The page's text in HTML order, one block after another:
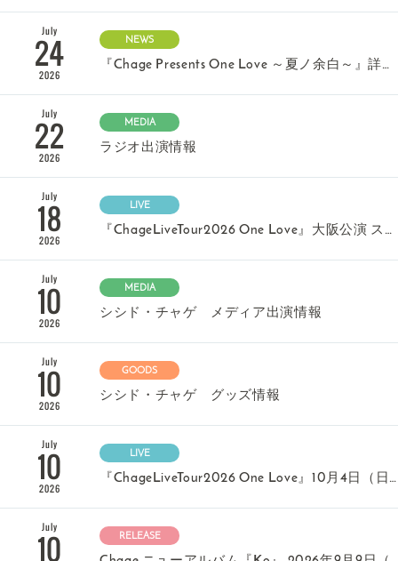
July
24
2026
NEWS
『Chage Presents One Love ～夏ノ余白～』詳細決定！
July
22
2026
MEDIA
ラジオ出演情報
July
18
2026
LIVE
『ChageLiveTour2026 One Love』大阪公演 スペシャルゲストにシシド・カフカさんの出演が決定！
July
10
2026
MEDIA
シシド・チャゲ メディア出演情報
July
10
2026
GOODS
シシド・チャゲ グッズ情報
July
10
2026
LIVE
『ChageLiveTour2026 One Love』10月4日（日）東京公演 スペシャルゲストに早見優さんの出演が決定！
July
10 RELEASE